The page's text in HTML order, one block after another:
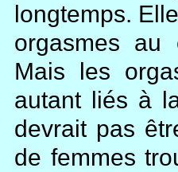
longtemps.
orgasmes au
Mais les
autant liés à
devrait pas
de femmes